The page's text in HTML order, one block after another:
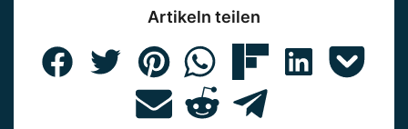
Artikeln teilen